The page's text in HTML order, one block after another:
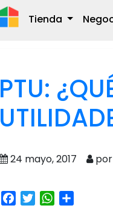
Tienda
PTU:
24 mayo, 2017 por
Facebook
TwitterWhatsApp